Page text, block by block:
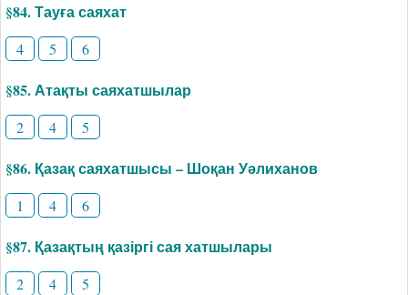
§84. Тауға саяхат
4 5 6
§85. Атақты саяхатшылар
2 4 5
§86. Қазақ саяхатшысы – Шоқан Уәлиханов
1 4 6
§87. Қазақтың қазіргі сая хатшылары
2 4 5